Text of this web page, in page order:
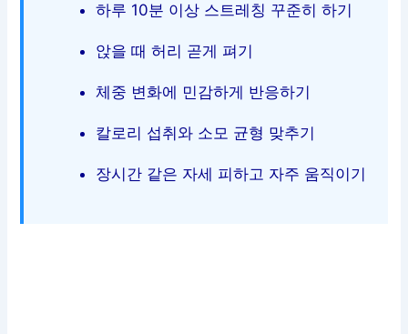
하루 10분 이상 스트레칭 꾸준히 하기
앉을 때 허리 곧게 펴기
체중 변화에 민감하게 반응하기
칼로리 섭취와 소모 균형 맞추기
장시간 같은 자세 피하고 자주 움직이기